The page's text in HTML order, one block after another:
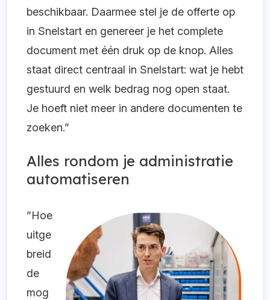
beschikbaar. Daarmee stel je de offerte op
in Snelstart en genereer je het complete
document met één druk op de knop. Alles
staat direct centraal in Snelstart: wat je hebt
gestuurd en welk bedrag nog open staat.
Je hoeft niet meer in andere documenten te
zoeken.”
Alles rondom je administratie
automatiseren
”Hoe
uitge
breid
de
mog